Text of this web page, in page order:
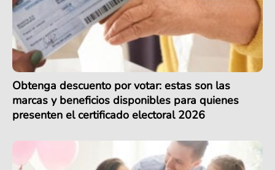
Obtenga descuento por votar: estas son las
marcas y beneficios disponibles para quienes
presenten el certificado electoral 2026